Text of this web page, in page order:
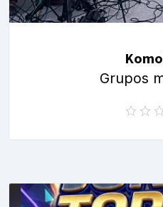
Grupos